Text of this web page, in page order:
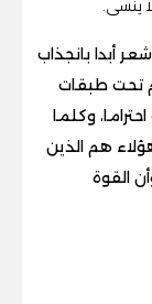
ينسى.
أبدا بانجذاب
تحت طبقات
وكلما
هم الذين
القوة